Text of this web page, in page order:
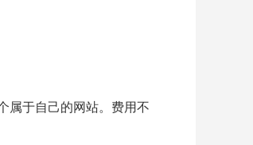
属于自己的网站。费用不